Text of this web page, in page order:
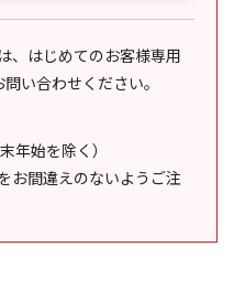
、はじめてのお客様専用
問い合わせください。
年始を除く）
お間違えのないようご注